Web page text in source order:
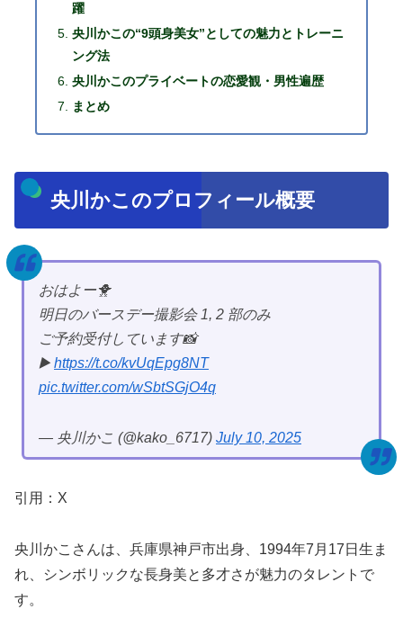
躍
央川かこの“9頭身美女”としての魅力とトレーニ
ング法
央川かこのプライベートの恋愛観・男性遍歴
まとめ
央川かこのプロフィール概要
おはよー🐥
明日のバースデー撮影会 1, 2 部のみ
ご予約受付しています📸
▶️ https://t.co/kvUqEpg8NT
pic.twitter.com/wSbtSGjO4q
— 央川かこ (@kako_6717) July 10, 2025
引用：X
央川かこさんは、兵庫県神戸市出身、1994年7月17日生ま
れ、シンボリックな長身美と多才さが魅力のタレントで
す。